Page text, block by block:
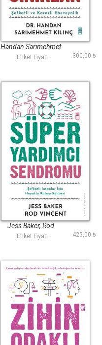
Çocuğun Pusulası
Handan Sarımehmet
Kılınç
Etiket Fiyatı : 300,00 ₺
Süper Yardımcı
Sendromu
Jess Baker, Rod
Vincent
Etiket Fiyatı : 425,00 ₺